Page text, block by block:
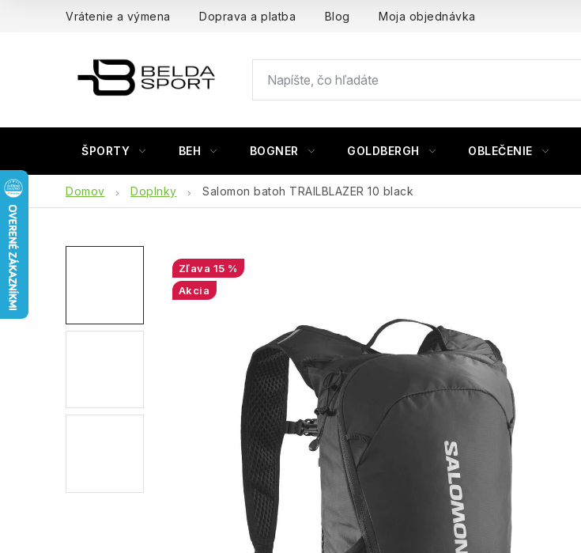
Vrátenie a výmena Doprava a platba Blog Moja objednávka
ŠPORTY BEH BOGNER GOLDBERGH OBLEČENIE
Domov Doplnky Salomon batoh TRAILBLAZER 10 black
15 %
Akcia